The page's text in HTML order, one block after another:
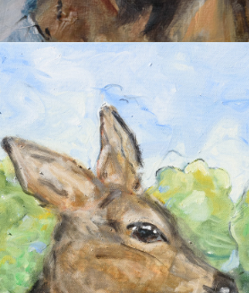
2025
REHE